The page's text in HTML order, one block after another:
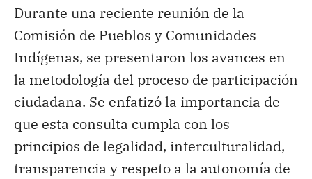
Durante una reciente reunión de la
Comisión de Pueblos y Comunidades
Indígenas, se presentaron los avances en
la metodología del proceso de participación
ciudadana. Se enfatizó la importancia de
que esta consulta cumpla con los
principios de legalidad, interculturalidad,
transparencia y respeto a la autonomía de